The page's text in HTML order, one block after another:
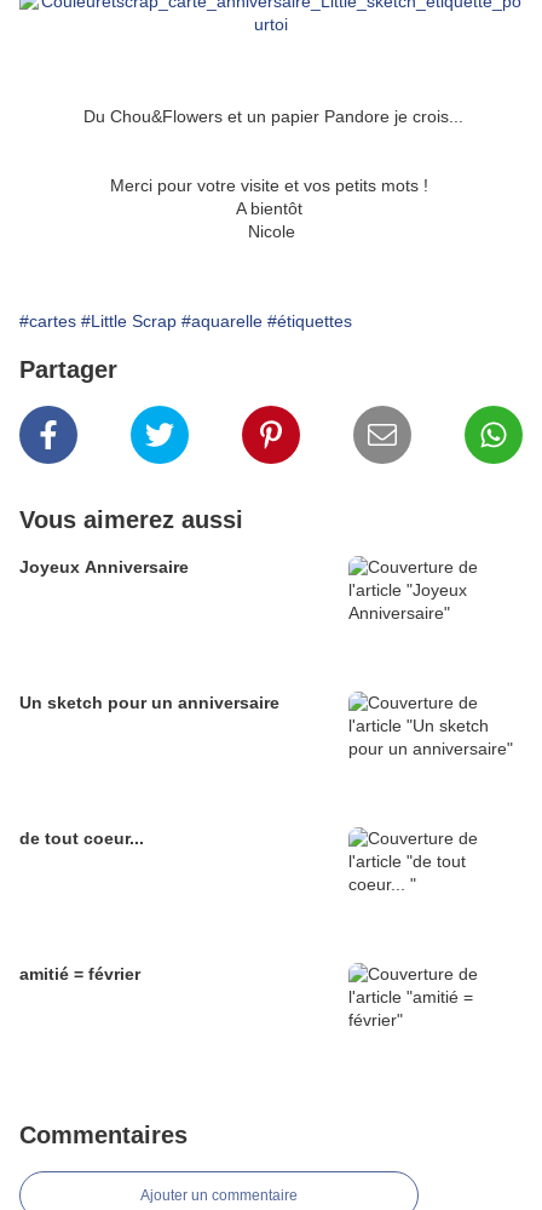
Du Chou&Flowers et un papier Pandore je crois...
Merci pour votre visite et vos petits mots !
A bientôt
Nicole
#cartes #Little Scrap #aquarelle #étiquettes
Partager
Vous aimerez aussi
Joyeux Anniversaire
Un sketch pour un anniversaire
de tout coeur...
amitié = février
Commentaires
Ajouter un commentaire